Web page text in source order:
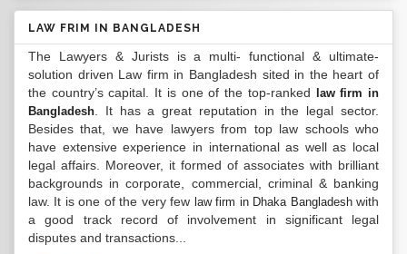
LAW FRIM IN BANGLADESH
The Lawyers & Jurists is a multi- functional & ultimate-
solution driven Law firm in Bangladesh sited in the heart of
the country’s capital. It is one of the top-ranked
law firm in
Bangladesh . It has a great reputation in the legal sector.
Besides that, we have lawyers from top law schools who
have extensive experience in international as well as local
legal affairs. Moreover, it formed of associates with brilliant
backgrounds in corporate, commercial, criminal & banking
law. It is one of the very few law firm in Dhaka Bangladeshwith
a good track record of involvement in significant legal
disputes and transactions...